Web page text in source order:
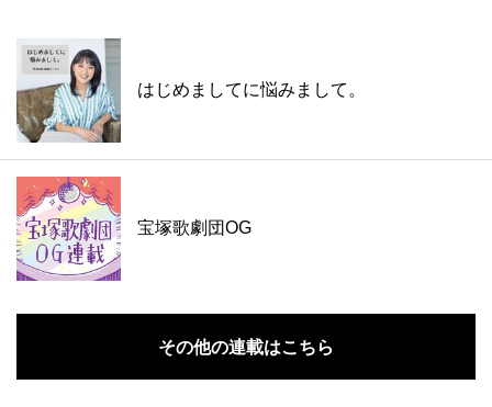
はじめましてに悩みまして。
宝塚歌劇団OG
その他の連載はこちら